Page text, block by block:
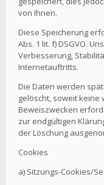
von Ihnen.
Diese Speicherung
Abs. 1 lit. f) DSGVO.
Verbesserung,
Internetauftritts.
Die Daten werden
gelöscht, soweit
Beweiszwecken
zur endgültigen
der Löschung
Cookies
a) Sitzungs-Cookies/